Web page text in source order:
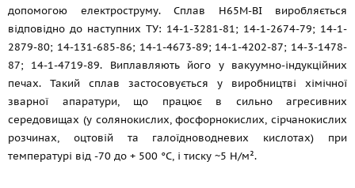
допомогою електроструму. Сплав Н65М-ВІ виробляється
відповідно до наступних ТУ: 14-1-3281-81; 14-1-2674-79; 14-1-
2879-80; 14-131-685-86; 14-1-4673-89; 14-1-4202-87; 14-3-1478-
87; 14-1-4719-89. Виплавляють його у вакуумно-індукційних
печах. Такий сплав застосовується у виробництві хімічної
зварної апаратури, що працює в сильно агресивних
середовищах (у солянокислих, фосфорнокислих, сірчанокислих
розчинах, оцтовій та галоїдноводневих кислотах) при
температурі від -70 до + 500 °C, і тиску ~5 Н/м².